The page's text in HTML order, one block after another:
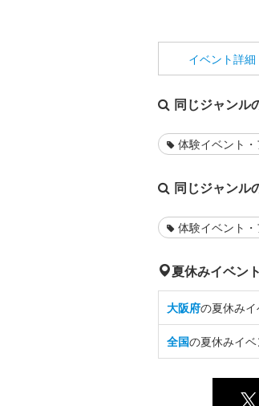
イベント詳細
同じジャンル
体験イベント
同じジャンル
体験イベント
夏休みイベン
大阪府の夏休み
全国の夏休みイ